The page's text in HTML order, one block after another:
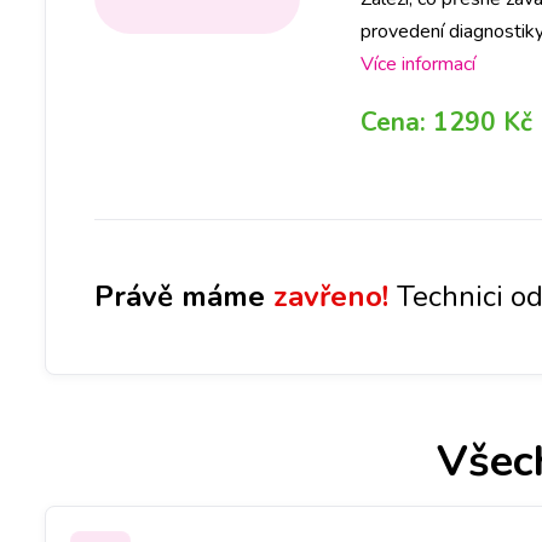
provedení
danou závadu
Více informací
Cena: 1290 Kč
Právě máme zavřeno! Technici